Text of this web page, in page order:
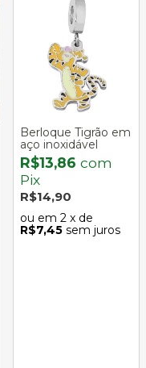
Berloque Tigrão em
aço inoxidável
R$13,86 com
Pix
R$14,90
2 x de
R$7,45 sem juros